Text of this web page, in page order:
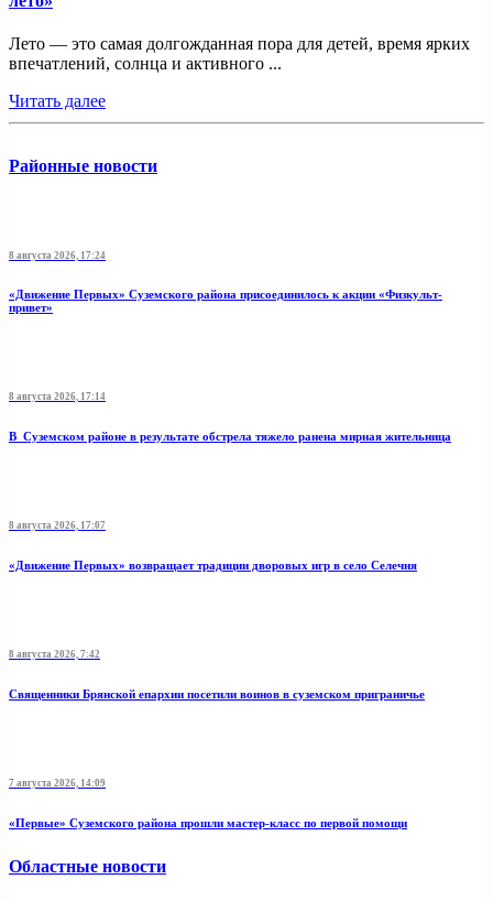
Лето — это самая долгожданная пора для детей, время ярких
впечатлений, солнца и активного ...
Читать далее
Районные новости
8 августа 2026, 17:24
«Движение Первых» Суземского района присоединилось к акции «Физкульт-
привет»
8 августа 2026, 17:14
В Суземском районе в результате обстрела тяжело ранена мирная жительница
8 августа 2026, 17:07
«Движение Первых» возвращает традиции дворовых игр в село Селечня
8 августа 2026, 7:42
Священники Брянской епархии посетили воинов в суземском приграничье
7 августа 2026, 14:09
«Первые» Суземского района прошли мастер-класс по первой помощи
Областные новости